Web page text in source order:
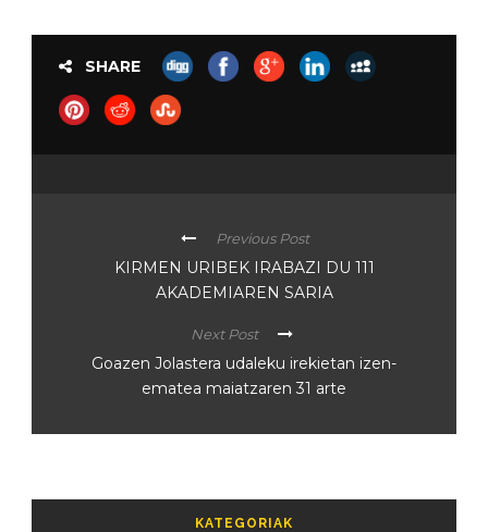
SHARE
Previous Post
KIRMEN URIBEK IRABAZI DU 111
AKADEMIAREN SARIA
Next Post
Goazen Jolastera udaleku irekietan izen-
ematea maiatzaren 31 arte
KATEGORIAK